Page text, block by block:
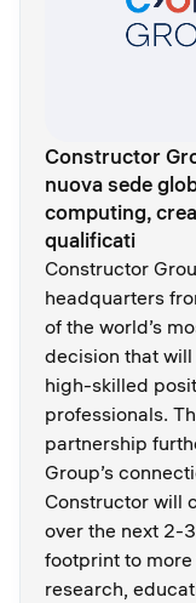
Constructor
nuova sede
computing,
qualificati
Constructor
headquarters
of the world’s
decision that
high-skilled
professionals.
partnership
Group’s
Constructor will
over the next 2-
footprint to
research,